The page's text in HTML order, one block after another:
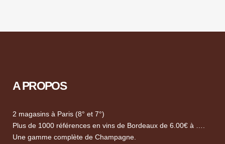
A PROPOS
2 magasins à Paris (8° et 7°)
Plus de 1000 références en vins de Bordeaux de 6.00€ à ….
Une gamme complète de Champagne.